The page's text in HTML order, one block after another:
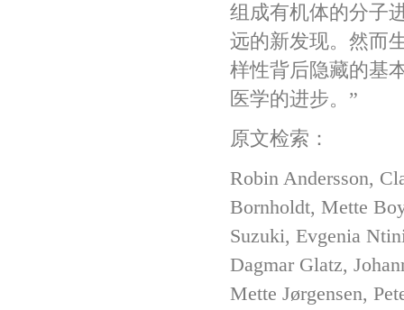
组成有机体的分子
远的新发现。然而
样性背后隐藏的基
医学的进步。”
原文检索：
Robin Andersson,
Bornholdt, Mette
Suzuki, Evgenia
Dagmar Glatz,
Mette Jørgensen,